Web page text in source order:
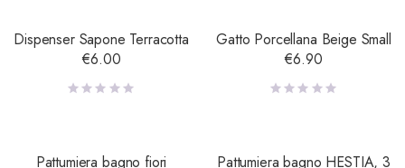
Dispenser Sapone Terracotta
€6.00
Gatto Porcellana Beige Small
€6.90
Pattumiera bagno fiori
Pattumiera bagno HESTIA, 3